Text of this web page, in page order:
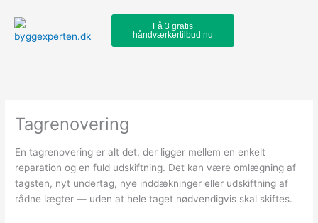
content
Få 3 gratis
håndværkertilbud nu
Tagrenovering
En tagrenovering er alt det, der ligger mellem en enkelt
reparation og en fuld udskiftning. Det kan være omlægning af
tagsten, nyt undertag, nye inddækninger eller udskiftning af
rådne lægter — uden at hele taget nødvendigvis skal skiftes.